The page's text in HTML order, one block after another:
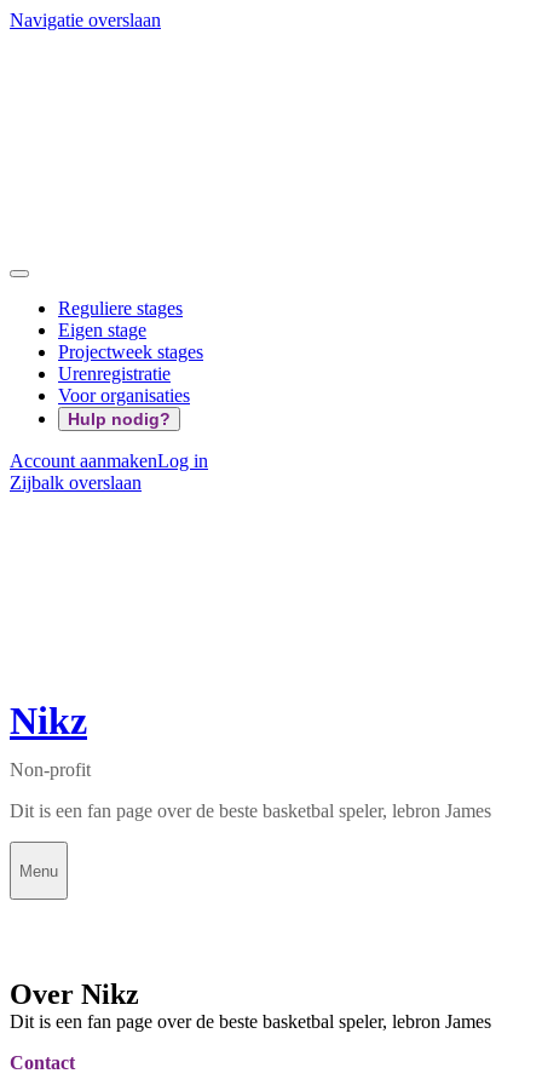
Navigatie overslaan
Reguliere stages
Eigen stage
Projectweek stages
Urenregistratie
Voor organisaties
Hulp nodig?
Account aanmakenLog in
Zijbalk overslaan
Nikz
Non-profit
Dit is een fan page over de beste basketbal speler, lebron James
Menu
Over Nikz
Dit is een fan page over de beste basketbal speler, lebron James
Contact